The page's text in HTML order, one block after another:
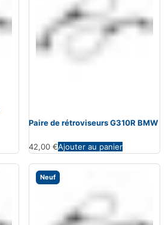
Paire de rétroviseurs G310R BMW
42,00 €Ajouter au panier
Neuf